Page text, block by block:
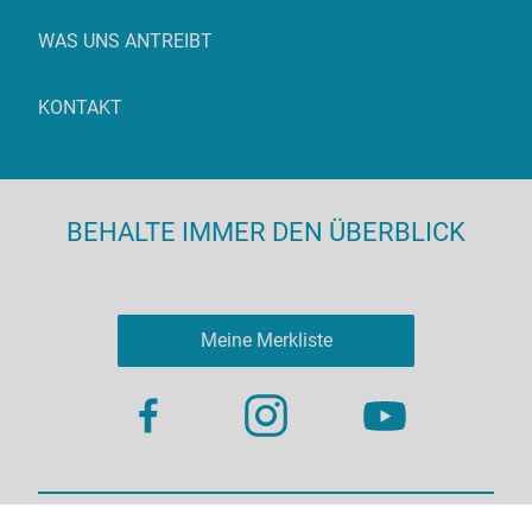
WAS UNS ANTREIBT
KONTAKT
BEHALTE IMMER DEN ÜBERBLICK
Meine Merkliste